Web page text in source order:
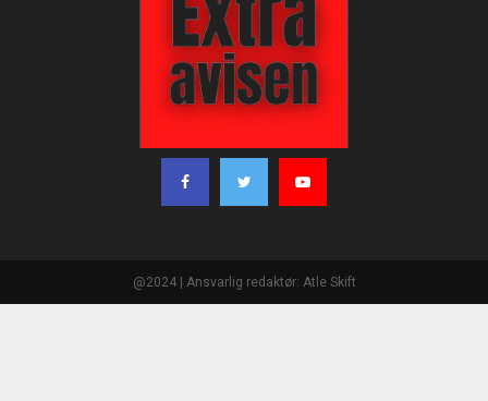
@2024 | Ansvarlig redaktør: Atle Skift